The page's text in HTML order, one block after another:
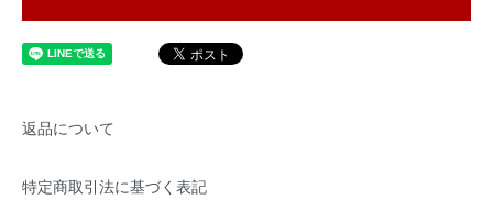
返品について
特定商取引法に基づく表記